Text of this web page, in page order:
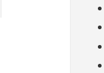
脚